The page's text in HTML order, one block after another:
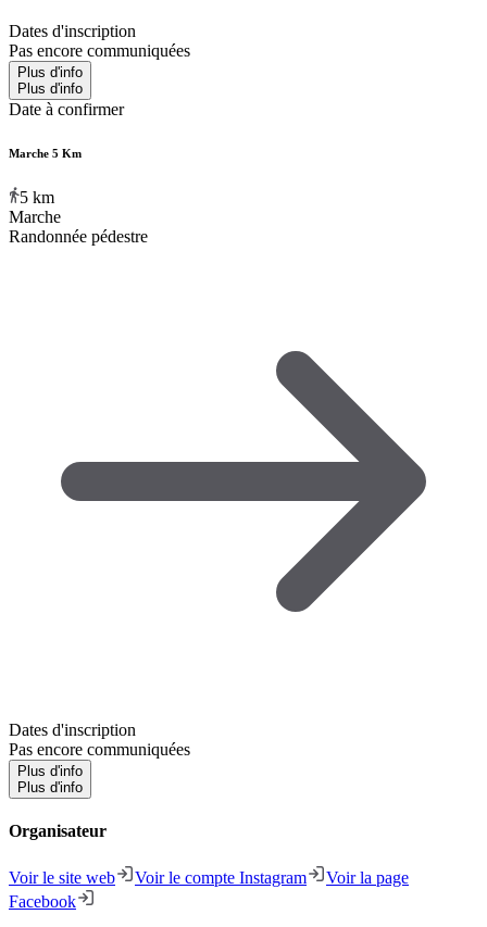
Dates d'inscription
Pas encore communiquées
Plus d'info
Plus d'info
Date à confirmer
Marche 5 Km
5 km
Marche
Randonnée pédestre
Dates d'inscription
Pas encore communiquées
Plus d'info
Plus d'info
Organisateur
Voir le site web Voir le compte Instagram
Voir la page
Facebook